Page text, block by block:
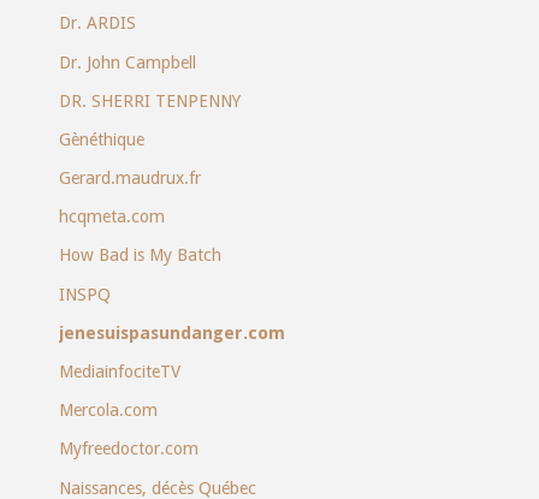
Dr. ARDIS
Dr. John Campbell
DR. SHERRI TENPENNY
Gènéthique
Gerard.maudrux.fr
hcqmeta.com
How Bad is My Batch
INSPQ
jenesuispasundanger.com
MediainfociteTV
Mercola.com
Myfreedoctor.com
Naissances, décès Québec